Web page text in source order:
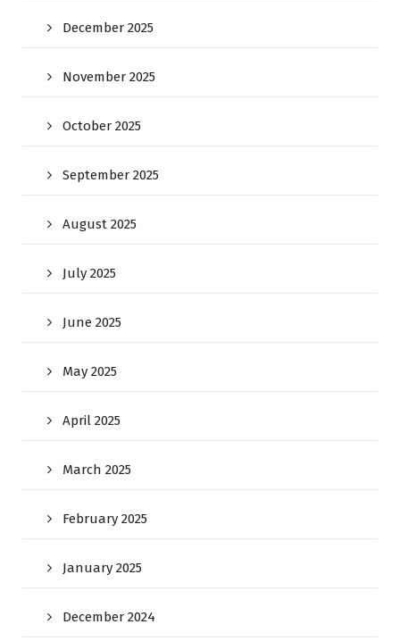
December 2025
November 2025
October 2025
September 2025
August 2025
July 2025
June 2025
May 2025
April 2025
March 2025
February 2025
January 2025
December 2024